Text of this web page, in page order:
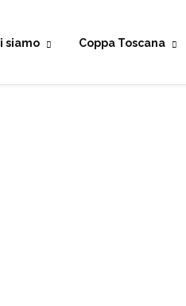
siamo Coppa Toscana
ai Soci del